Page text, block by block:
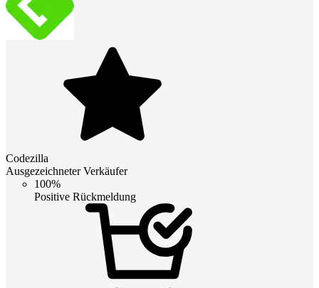
Codezilla
Ausgezeichneter Verkäufer
100%
Positive Rückmeldung